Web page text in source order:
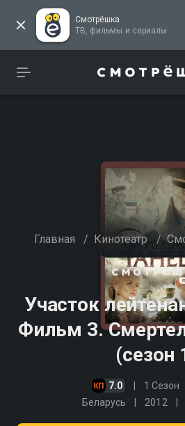
Смотрёшка
ТВ, фильмы и сериалы
Главная / Кинотеатр /
Участок
Фильм 3.
(сезон
7.0 1 Сезон
Беларусь 2012